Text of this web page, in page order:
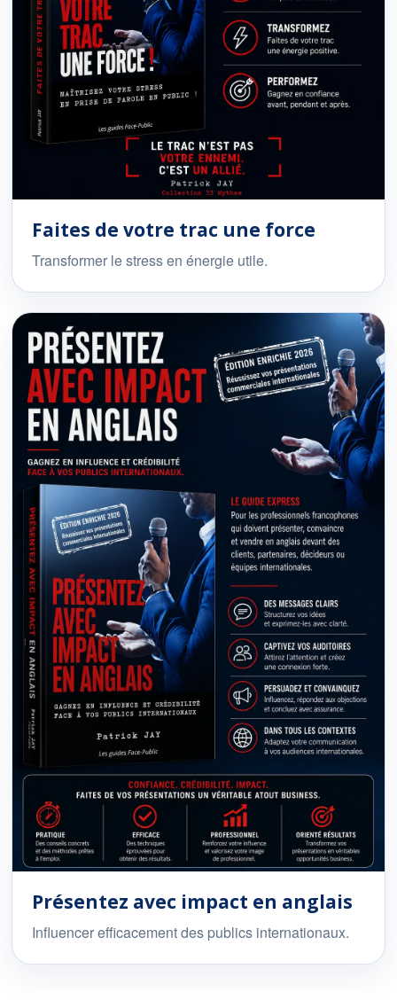
Faites de votre trac une force
Transformer le stress en énergie utile.
Présentez avec impact en anglais
Influencer efficacement des publics internationaux.